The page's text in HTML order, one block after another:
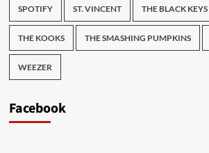
SPOTIFY ST. VINCENT THE BLACK KEYS
THE KOOKS THE SMASHING PUMPKINS
WEEZER
Facebook